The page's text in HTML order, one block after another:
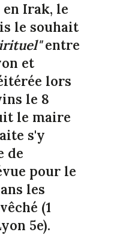
en Irak, le
le souhait
entre
et
lors
le 8
le maire
s'y
de
pour le
les
(1
5e).